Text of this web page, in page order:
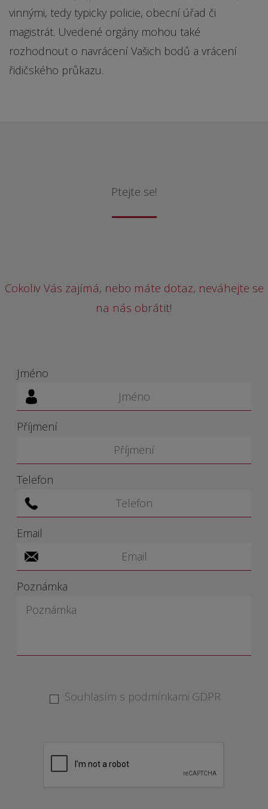
vinnými, tedy typicky policie, obecní úřad či
magistrát. Uvedené orgány mohou také
rozhodnout o navrácení Vašich bodů a vrácení
řidičského průkazu.
Ptejte se!
Cokoliv Vás zajímá, nebo máte dotaz, neváhejte se
na nás obrátit!
Jméno
Příjmení
Telefon
Email
Poznámka
Souhlasím s podmínkami GDPR